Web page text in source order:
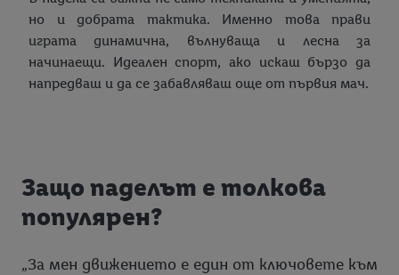
но и добрата тактика. Именно това прави
играта динамична, вълнуваща и лесна за
начинаещи. Идеален спорт, ако искаш бързо да
напредваш и да се забавляваш още от първия мач.
Защо паделът е толкова
популярен?
„За мен движението е един от ключовете към